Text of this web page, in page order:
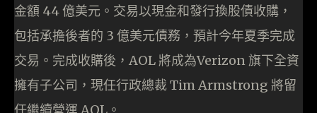
金額 44 億美元。交易以現金和發行換股債收購，
包括承擔後者的 3 億美元債務，預計今年夏季完成
交易。完成收購後，AOL 將成為Verizon 旗下全資
擁有子公司，現任行政總裁 Tim Armstrong 將留